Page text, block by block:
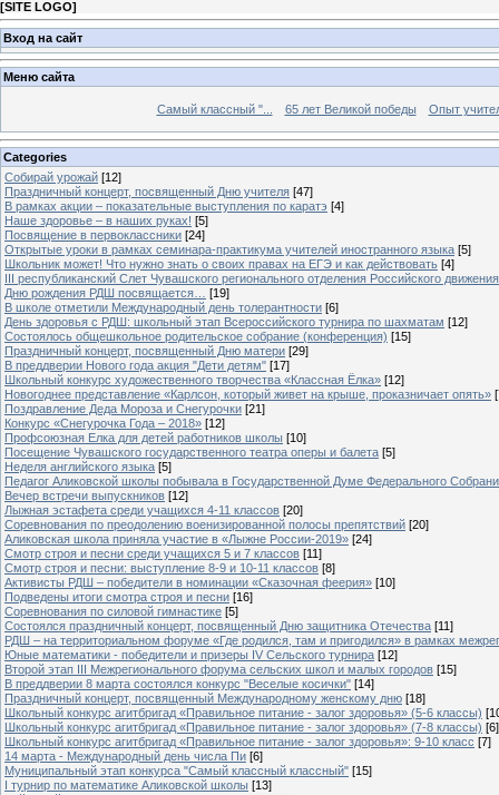
[SITE LOGO]
Вход на сайт
Меню сайта
Самый классный "... 65 лет Великой победы Опыт
Categories
Собирай урожай [12]
Праздничный концерт, посвященный Дню учителя [47]
В рамках акции – показательные выступления по каратэ [4]
Наше здоровье – в наших руках! [5]
Посвящение в первоклассники [24]
Открытые уроки в рамках семинара-практикума учителей иностранного языка [5]
Школьник может! Что нужно знать о своих правах на ЕГЭ и как действовать [4]
III республиканский Слет Чувашского регионального отделения Российского
Дню рождения РДШ посвящается…
[19]
В школе отметили Международный день толерантности [6]
День здоровья с РДШ: школьный этап Всероссийского турнира по шахматам [12]
Состоялось общешкольное родительское собрание (конференция) [15]
Праздничный концерт, посвященный Дню матери [29]
В преддверии Нового года акция "Дети детям" [17]
Школьный конкурс художественного творчества «Классная Ёлка» [12]
Новогоднее представление «Карлсон, который живет на крыше, проказничает опять»
Поздравление Деда Мороза и Снегурочки [21]
Конкурс «Снегурочка Года – 2018» [12]
Профсоюзная Елка для детей работников школы [10]
Посещение Чувашского государственного театра оперы и балета [5]
Неделя английского языка [5]
Педагог Аликовской школы побывала в Государственной Думе Федерального
Вечер встречи выпускников [12]
Лыжная эстафета среди учащихся 4-11 классов [20]
Cоревнования по преодолению военизированной полосы препятствий [20]
Аликовская школа приняла участие в «Лыжне России-2019» [24]
Смотр строя и песни среди учащихся 5 и 7 классов [11]
Смотр строя и песни: выступление 8-9 и 10-11 классов [8]
Активисты РДШ – победители в номинации «Сказочная феерия» [10]
Подведены итоги смотра строя и песни [16]
Соревнования по силовой гимнастике [5]
Состоялся праздничный концерт, посвященный Дню защитника Отечества [11]
РДШ – на территориальном форуме «Где родился, там и пригодился» в рамках
Юные математики - победители и призеры IV Сельского турнира [12]
Второй этап III Межрегионального форума сельских школ и малых городов [15]
В преддверии 8 марта состоялся конкурс "Веселые косички" [14]
Праздничный концерт, посвященный Международному женскому дню [18]
Школьный конкурс агитбригад «Правильное питание - залог здоровья» (5-6 классы)
Школьный конкурс агитбригад «Правильное питание - залог здоровья» (7-8 классы) [6]
Школьный конкурс агитбригад «Правильное питание - залог здоровья»: 9-10 класс [7]
14 марта - Международный день числа Пи [6]
Муниципальный этап конкурса "Самый классный классный" [15]
I турнир по математике Аликовской школы [13]